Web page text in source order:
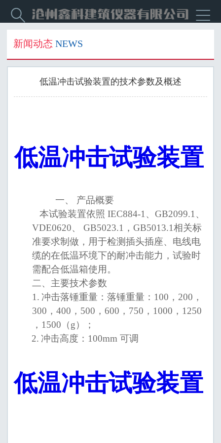


新闻动态 NEWS
低温冲击试验装置的技术参数及概述
低温冲击试验装置
一、 产品概要
本试验装置依照 IEC884-1 、GB2099.1 、
VDE0620、GB5023.1 ，GB5013.1相关标
准要求制做，用于检测插头插座、电线电
缆的在低温环境下的耐冲击能力，试验时
需配合低温箱使用。
二、主要技术参数
1. 冲击落锤重量：落锤重量： 100 ， 200 ，
300 ，400 ， 500 ，600 ， 750 ， 1000 ， 1250
， 1500 （g）；
2. 冲击高度： 100mm可调
低温冲击试验装置